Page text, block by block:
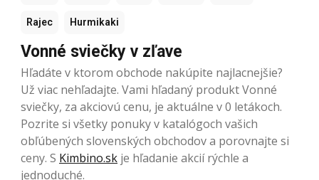
Rajec Hurmikaki
Vonné sviečky v zľave
Hľadáte v ktorom obchode nakúpite najlacnejšie?
Už viac nehľadajte. Vami hľadaný produkt Vonné
sviečky, za akciovú cenu, je aktuálne v 0 letákoch.
Pozrite si všetky ponuky v katalógoch vašich
obľúbených slovenských obchodov a porovnajte si
ceny. S Kimbino.sk je hľadanie akcií rýchle a
jednoduché.